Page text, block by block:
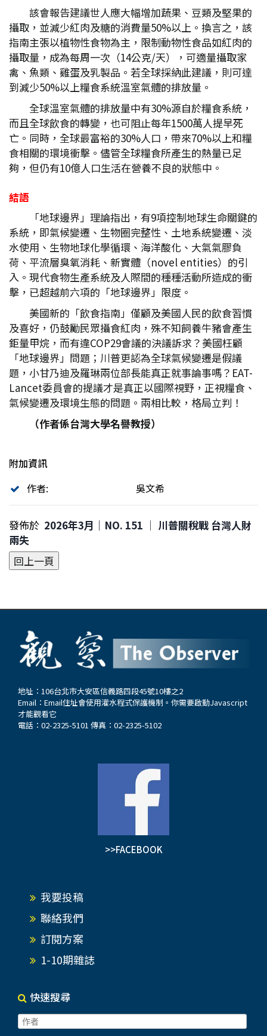
該會報告建議世人應大幅增加蔬果、豆類及堅果的
攝取，並減少紅肉及糖的消費量50%以上。換言之，該
指南主張以植物性食物為主，限制動物性食品如紅肉的
攝取量，成為每周一次（14公克/天），可適量攝取家
禽、魚類、雞蛋及乳製品。若全球採納此建議，則可達
到減少50%以上糧食系統溫室氣體的排放量。
全球溫室氣體的排放量中有30%源自於糧食系統，
而且全球飲食的轉變，也可阻止每年1500萬人提早死
亡。同時，全球最富裕的30%人口，帶來70%以上和糧
食相關的環境衝擊。儘管全球糧食所產生的熱量已足
夠，但仍有10億人口生活在營養不良的狀態中。
結語
「地球邊界」理論指出，有9項控制地球生命關鍵的
系統，即氣候變遷、生物圈完整性、土地系統變遷、淡
水使用、生物地球化學循環、海洋酸化、大氣氣膠負
荷、平流層臭氧消耗、新實體（novel entities）的引
入。現代食物生產系統及人際間的種種活動所造成的衝
擊，已超越前六項的「地球邊界」限度。
美國新的「飲食指南」僅顧及美國人民的飲食習慣
及喜好，仍鼓勵民眾攝食紅肉，殊不知飼養牛豬會產生
鉅量甲烷，而有違COP29會議的決議訴求？美國枉顧
「地球邊界」問題；川普更認為全球氣候變遷是假議
題，小甘乃迪及羅琳兩位部長能真正就事論事嗎？EAT-
Lancet委員會的提議才是真正以國際視野，正視糧食、
氣候變遷及環境生態的問題。兩相比較，格局立判！
（作者係台灣大學名譽教授）
附加資訊
作者:
吳文希
發佈於 2026年3月｜NO. 151 │ 川普關稅戰 台灣人財
兩失
地址：106台北市大安區信義路四段45號10樓之2
Email： Email住址會使用灌水程式保護機制。你需要啟動Javascript
才能觀看它
電話：02-2325-5101 傳真：02-2325-5102
>>FACEBOOK
我要投稿
聯絡我們
訂閱方案
1-10期雜誌
快速搜尋